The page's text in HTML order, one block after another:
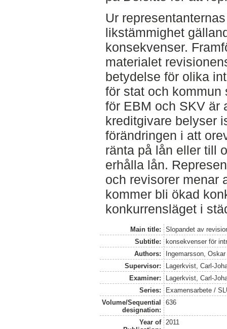
Ur
likstämmighet
konsekvenser.
materialet
betydelse för olika
för stat och kommun
för EBM och SKV är
kreditgivare belyser
förändringen i att
ränta på lån eller till
erhålla lån.
och revisorer menar
kommer bli ökad
konkurrensläget i
Main title:
Slopandet av
Subtitle:
konsekvenser för
Authors:
Ingemarsson, Oskar
Supervisor:
Lagerkvist, Carl-
Examiner:
Lagerkvist, Carl-
Series:
Examensarbete /
Volume/Sequential
designation:
636
Year of
2011